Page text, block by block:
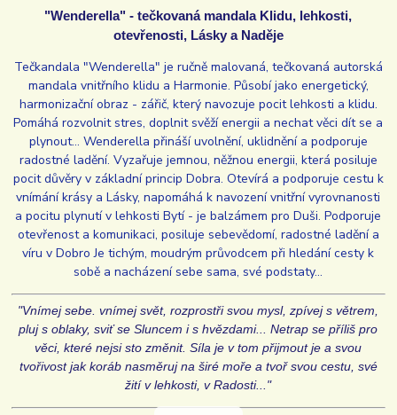
"Wenderella" - tečkovaná mandala Klidu, lehkosti,
otevřenosti, Lásky a Naděje
Tečkandala "Wenderella" je ručně malovaná, tečkovaná autorská
mandala vnitřního klidu a Harmonie. Působí jako energetický,
harmonizační obraz - zářič, který navozuje pocit lehkosti a klidu.
Pomáhá rozvolnit stres, doplnit svěží energii a nechat věci dít se a
plynout... Wenderella přináší uvolnění, uklidnění a podporuje
radostné ladění. Vyzařuje jemnou, něžnou energii, která posiluje
pocit důvěry v základní princip Dobra. Otevírá a podporuje cestu k
vnímání krásy a Lásky, napomáhá k navození vnitřní vyrovnanosti
a pocitu plynutí v lehkosti Bytí - je balzámem pro Duši. Podporuje
otevřenost a komunikaci, posiluje sebevědomí, radostné ladění a
víru v Dobro Je tichým, moudrým průvodcem při hledání cesty k
sobě a nacházení sebe sama, své podstaty...
"Vnímej sebe. vnímej svět, rozprostři svou mysl, zpívej s větrem,
pluj s oblaky, sviť se Sluncem i s hvězdami... Netrap se příliš pro
věci, které nejsi sto změnit. Síla je v tom přijmout je a svou
tvořivost jak koráb nasměruj na širé moře a tvoř svou cestu, své
žití v lehkosti, v Radosti..."